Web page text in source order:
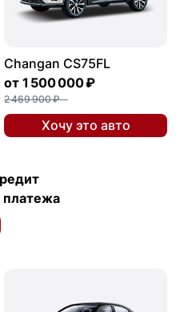
Changan CS75FL
от 1 500 000 ₽
2 469 900 ₽
Хочу это авто
платежа